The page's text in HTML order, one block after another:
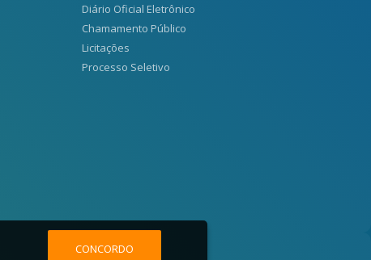
Diário Oficial Eletrônico
Chamamento Público
Licitações
Processo Seletivo
CONCORDO